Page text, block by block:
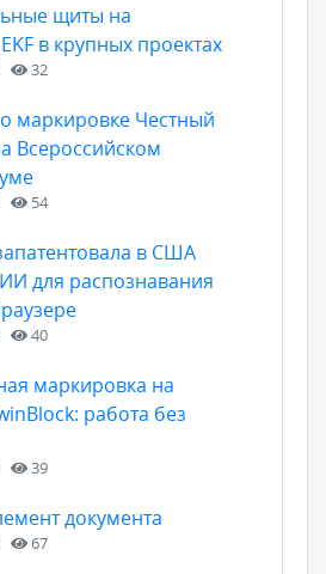
щиты на
в крупных проектах
32
маркировке Честный
Всероссийском
54
в США
для распознавания
40
маркировка на
работа без
39
документа
67